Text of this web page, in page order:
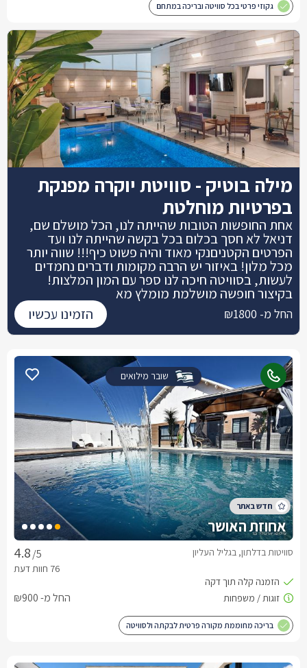
גקוזי פרטי בכל סוויטה ובריכה במתחם
שובר מילואים
אחוזת האושר
/5 סוויטות בדלתון, בגליל העליון
החל מ- ₪900
בריכה מחוממת מקורה פרטית לבקתה ולסוויטה
מילה בוטיק - סוויטת יוקרה מפנקת
בפרטיות מוחלטת
אחת החופשות הטובות שהייתה לנו, הכל מושלם שם,
דניאל לא חסך בכלום בכל בקשה שהייתה לנו ועד
הפרטים הקטניםנקי מאוד והיה פשוט כיף!!! שווה יותר
מכל מלון! באיזור יש הרבה מקומות ודברים נחמדים
לעשות, בסוויטה חיכה לנו ספר עם המון המלצות!
בקיצור חופשה מושלמת מומלץ מא
החל מ- ₪1800 הזמינו עכשיו